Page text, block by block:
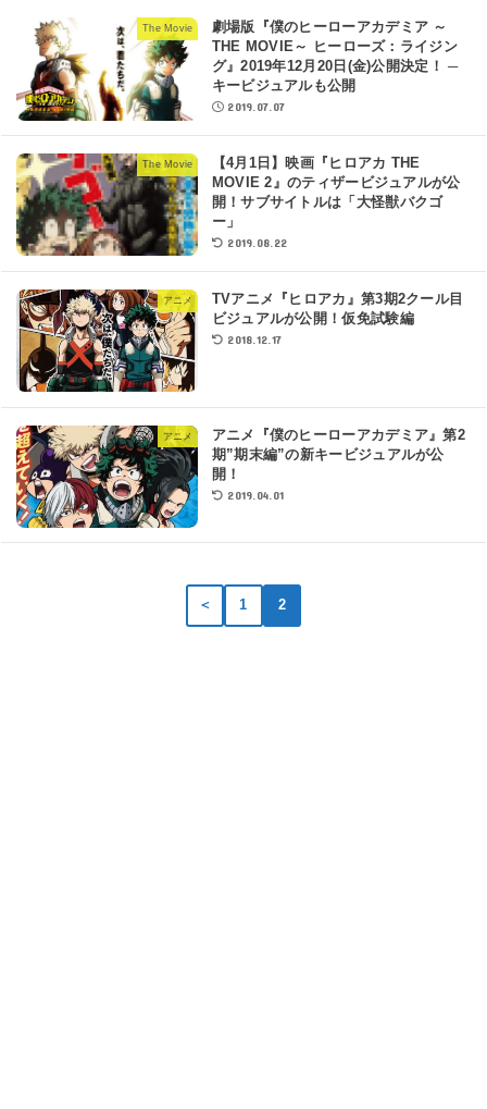
The Movie
劇場版『僕のヒーローアカデミア ～
THE MOVIE～ ヒーローズ：ライジン
グ』2019年12月20日(金)公開決定！ ─
キービジュアルも公開
2019.07.07
The Movie
【4月1日】映画『ヒロアカ THE
MOVIE 2』のティザービジュアルが公
開！サブサイトルは「大怪獣バクゴ
ー」
2019.08.22
アニメ
TVアニメ『ヒロアカ』第3期2クール目
ビジュアルが公開！仮免試験編
2018.12.17
アニメ
アニメ『僕のヒーローアカデミア』第2
期”期末編”の新キービジュアルが公
開！
2019.04.01
＜ 1 2